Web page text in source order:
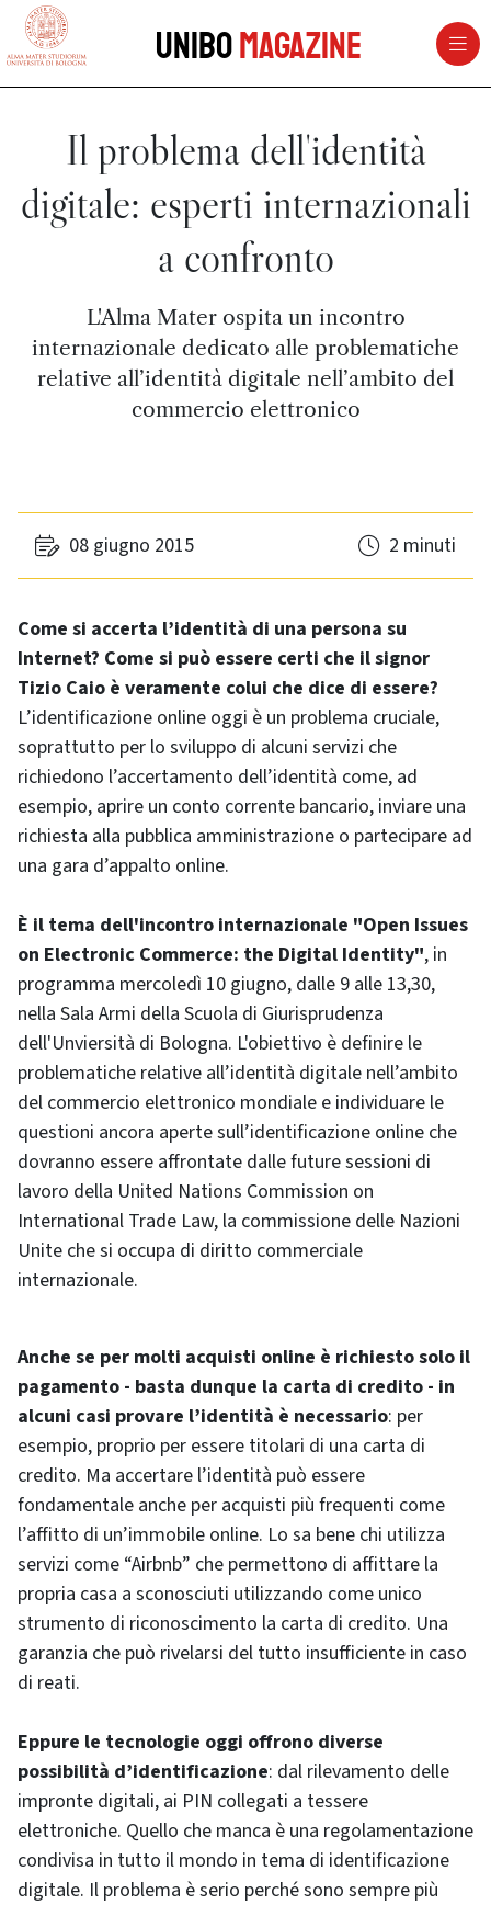
vai al contenuto della pagina
UniboMagazine
Il problema dell'identità
digitale: esperti internazionali
a confronto
L'Alma Mater ospita un incontro
internazionale dedicato alle problematiche
relative all’identità digitale nell’ambito del
commercio elettronico
08 giugno 2015 2 minuti
Come si accerta l’identità di una persona su
Internet? Come si può essere certi che il signor
Tizio Caio è veramente colui che dice di essere?
L’identificazione online oggi è un problema cruciale,
soprattutto per lo sviluppo di alcuni servizi che
richiedono l’accertamento dell’identità come, ad
esempio, aprire un conto corrente bancario, inviare una
richiesta alla pubblica amministrazione o partecipare ad
una gara d’appalto online.
È il tema dell'incontro internazionale "Open Issues
on Electronic Commerce: the Digital Identity", in
programma mercoledì 10 giugno, dalle 9 alle 13,30,
nella Sala Armi della Scuola di Giurisprudenza
dell'Unviersità di Bologna. L'obiettivo è definire le
problematiche relative all’identità digitale nell’ambito
del commercio elettronico mondiale e individuare le
questioni ancora aperte sull’identificazione online che
dovranno essere affrontate dalle future sessioni di
lavoro della United Nations Commission on
International Trade Law, la commissione delle Nazioni
Unite che si occupa di diritto commerciale
internazionale.
Anche se per molti acquisti online è richiesto solo il
pagamento - basta dunque la carta di credito - in
alcuni casi provare l’identità è necessario: per
esempio, proprio per essere titolari di una carta di
credito. Ma accertare l’identità può essere
fondamentale anche per acquisti più frequenti come
l’affitto di un’immobile online. Lo sa bene chi utilizza
servizi come “Airbnb” che permettono di affittare la
propria casa a sconosciuti utilizzando come unico
strumento di riconoscimento la carta di credito. Una
garanzia che può rivelarsi del tutto insufficiente in caso
di reati.
Eppure le tecnologie oggi offrono diverse
possibilità d’identificazione: dal rilevamento delle
impronte digitali, ai PIN collegati a tessere
elettroniche. Quello che manca è una regolamentazione
condivisa in tutto il mondo in tema di identificazione
digitale. Il problema è serio perché sono sempre più